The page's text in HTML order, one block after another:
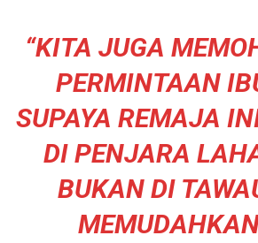
“KITA JUGA
PERMINTAAN
SUPAYA REMAJA
DI PENJARA
BUKAN DI